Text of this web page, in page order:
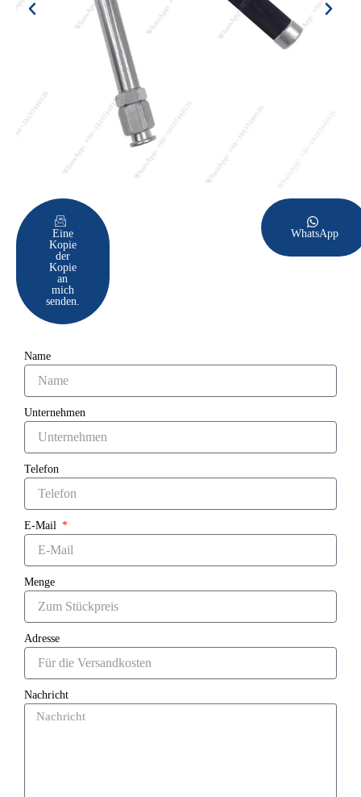
Eine
Kopie
der
Kopie
an
mich
senden.
WhatsApp
Name
Unternehmen
Telefon
E-Mail
Menge
Adresse
Nachricht